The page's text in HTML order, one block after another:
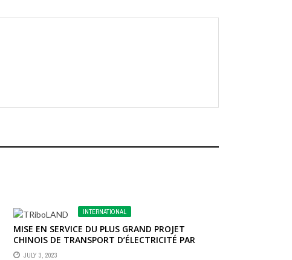
INTERNATIONAL
MISE EN SERVICE DU PLUS GRAND PROJET
CHINOIS DE TRANSPORT D’ÉLECTRICITÉ PAR
RIVIÈRE À TRÈS HAUTE TENSION
JULY 3, 2023